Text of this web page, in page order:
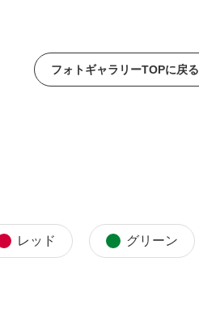
フォトギャラリーTOPに戻る
レッド グリーン